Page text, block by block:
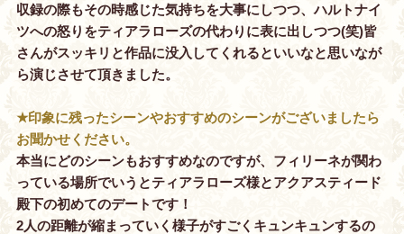
収録の際もその時感じた気持ちを大事にしつつ、ハルトナイ
ツへの怒りをティアラローズの代わりに表に出しつつ(笑)皆
さんがスッキリと作品に没入してくれるといいなと思いなが
ら演じさせて頂きました。
★印象に残ったシーンやおすすめのシーンがございましたら
お聞かせください。
本当にどのシーンもおすすめなのですが、フィリーネが関わ
っている場所でいうとティアラローズ様とアクアスティード
殿下の初めてのデートです！
2人の距離が縮まっていく様子がすごくキュンキュンするの